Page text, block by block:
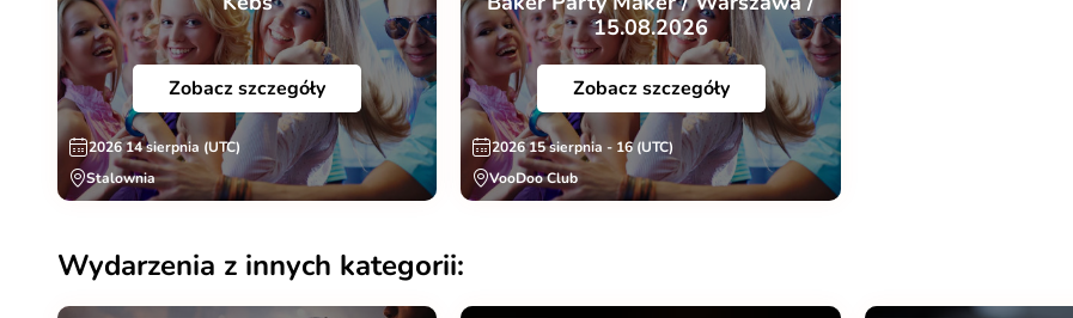
Zobacz szczegóły
2026 14 sierpnia (UTC)
Stalownia
15.08.2026
Zobacz szczegóły
2026 15 sierpnia - 16 (UTC)
VooDoo Club
Wydarzenia z innych kategorii: